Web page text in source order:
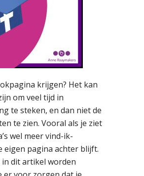
krijgen? Het kan
om veel tijd in
te steken, en dan niet de
te zien. Vooral als je ziet
wel meer vind-ik-
eigen pagina achter blijft.
in dit artikel worden